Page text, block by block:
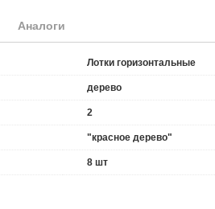
Аналоги
Лотки горизонтальные
дерево
2
"красное дерево"
8 шт